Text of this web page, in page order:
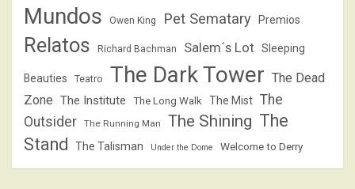
Mundos
Owen King Pet Sematary Premios
Relatos Richard Bachman Salem´s Lot Sleeping
Beauties Teatro The Dark Tower The Dead
Zone The Institute The Long Walk The Mist The
Outsider
The Running Man The Shining The
Stand
The Talisman Under the Dome Welcome to Derry